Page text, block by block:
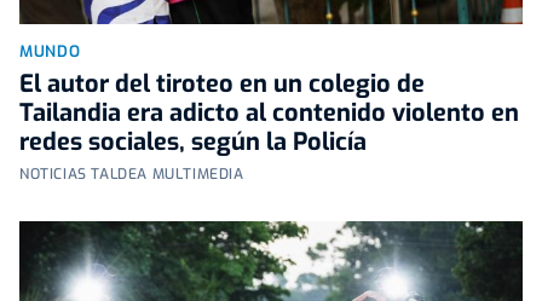
MUNDO
El autor del tiroteo en un colegio de
Tailandia era adicto al contenido violento en
redes sociales, según la Policía
NOTICIAS TALDEA MULTIMEDIA